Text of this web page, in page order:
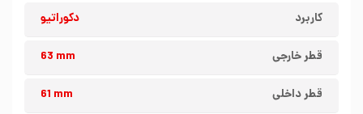
کاربرد دکوراتیو
قطر خارجی 63 mm
قطر داخلی 61 mm